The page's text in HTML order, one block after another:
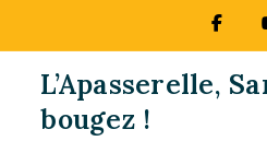
L’Apasserelle,
bougez !